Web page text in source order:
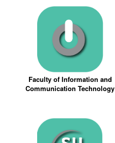
Faculty of Information and
Communication Technology